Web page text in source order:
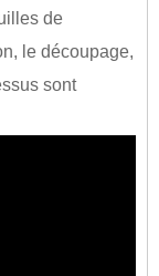
de
le découpage,
sont